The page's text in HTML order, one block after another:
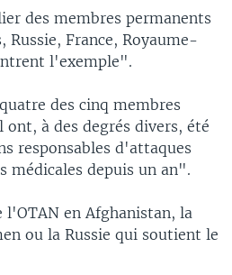
des membres permanents
Russie, France, Royaume-
l'exemple".
des cinq membres
ont, à des degrés divers, été
responsables d'attaques
médicales depuis un an".
l'OTAN en Afghanistan, la
ou la Russie qui soutient le